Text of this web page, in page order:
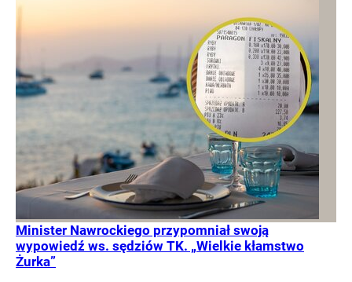
Minister Nawrockiego przypomniał swoją
wypowiedź ws. sędziów TK. „Wielkie kłamstwo
Żurka”